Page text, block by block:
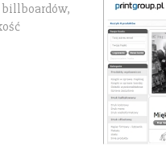
billboardów,